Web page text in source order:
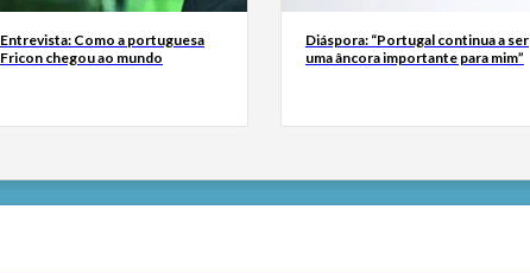
Entrevista: Como a portuguesa
Fricon chegou ao mundo
Diáspora: “Portugal continua a ser
uma âncora importante para mim”